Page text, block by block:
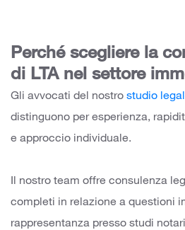
Perché scegliere la
di LTA nel settore
Gli avvocati del nostro studio
distinguono per esperienza,
e approccio individuale.
Il nostro team offre consulenza
completi in relazione a questioni
rappresentanza presso studi